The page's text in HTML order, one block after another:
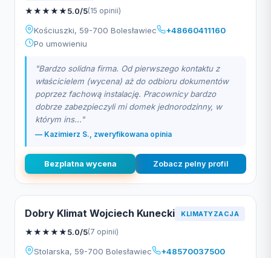
★★★★★5.0/5(15 opinii)
Kościuszki, 59-700 Bolesławiec
+48660411160
Po umowieniu
"Bardzo solidna firma. Od pierwszego kontaktu z
właścicielem (wycena) aż do odbioru dokumentów
poprzez fachową instalację. Pracownicy bardzo
dobrze zabezpieczyli mi domek jednorodzinny, w
którym ins..."
— Kazimierz S., zweryfikowana opinia
Bezplatna wycena Zobacz pelny profil
Dobry Klimat Wojciech Kunecki KLIMATYZACJA
★★★★★5.0/5(7 opinii)
Stolarska, 59-700 Bolesławiec +48570037500